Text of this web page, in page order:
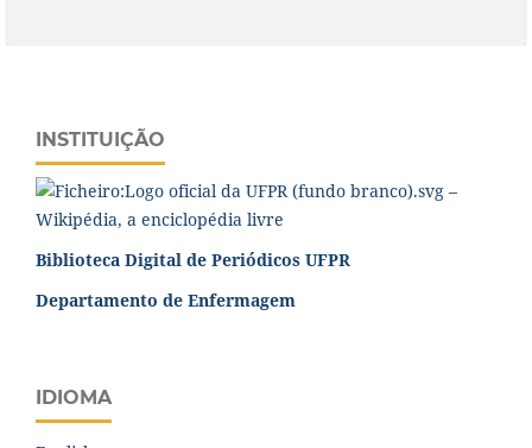
INSTITUIÇÃO
Biblioteca Digital de Periódicos UFPR
Departamento de Enfermagem
IDIOMA